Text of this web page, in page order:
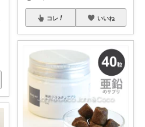
コレ いいね